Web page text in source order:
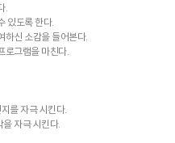
.
있도록 한다.
신 소감을 들어본다.
그램을 마친다.
를 자극 시킨다.
자극 시킨다.